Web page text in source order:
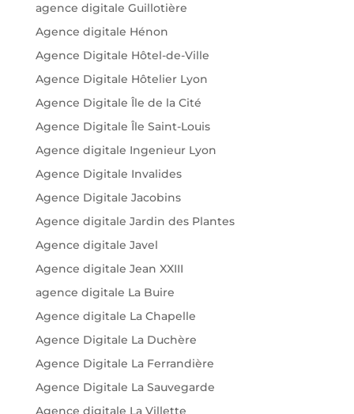
agence digitale Guillotière
Agence digitale Hénon
Agence Digitale Hôtel-de-Ville
Agence Digitale Hôtelier Lyon
Agence Digitale Île de la Cité
Agence Digitale Île Saint-Louis
Agence digitale Ingenieur Lyon
Agence Digitale Invalides
Agence Digitale Jacobins
Agence digitale Jardin des Plantes
Agence digitale Javel
Agence digitale Jean XXIII
agence digitale La Buire
Agence digitale La Chapelle
Agence Digitale La Duchère
Agence Digitale La Ferrandière
Agence Digitale La Sauvegarde
Agence digitale La Villette